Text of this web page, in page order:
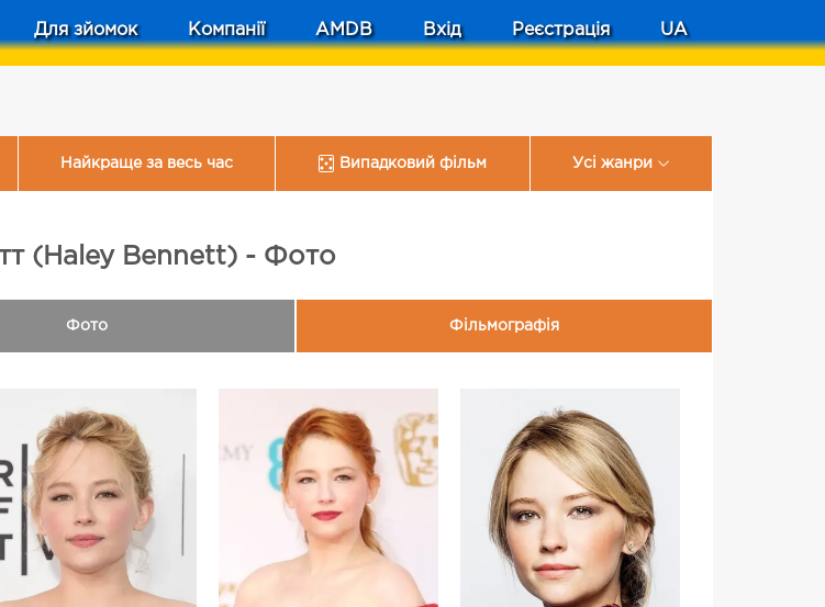
Для зйомок Компанії AMDB Вхід Реєстрація UA
Найкраще за весь час Випадковий фільм Усі жанри
(Haley Bennett) - Фото
Фото Фільмографія